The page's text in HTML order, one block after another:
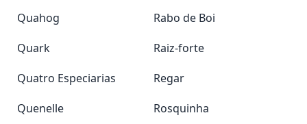
Quahog
Quark
Quatro Especiarias
Quenelle
Rabo de Boi
Raiz-forte
Regar
Rosquinha